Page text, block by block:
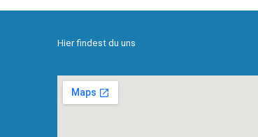
Hier findest du uns